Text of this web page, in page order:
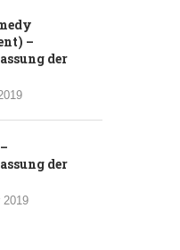
–
der
der
2019